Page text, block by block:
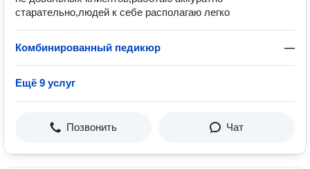
старательно,людей к себе располагаю легко
Комбинированный педикюр —
Ещё 9 услуг
Позвонить Чат